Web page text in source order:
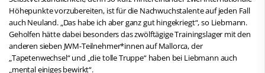
Höhepunkte vorzubereiten, ist für die Nachwuchstalente auf jeden Fall
auch Neuland. „Das habe ich aber ganz gut hingekriegt“, so Liebmann.
Geholfen hätte dabei besonders das zwölftägige Trainingslager mit den
anderen sieben JWM-Teilnehmer*innen auf Mallorca, der
„Tapetenwechsel“ und „die tolle Truppe“ haben bei Liebmann auch
„mental einiges bewirkt“.